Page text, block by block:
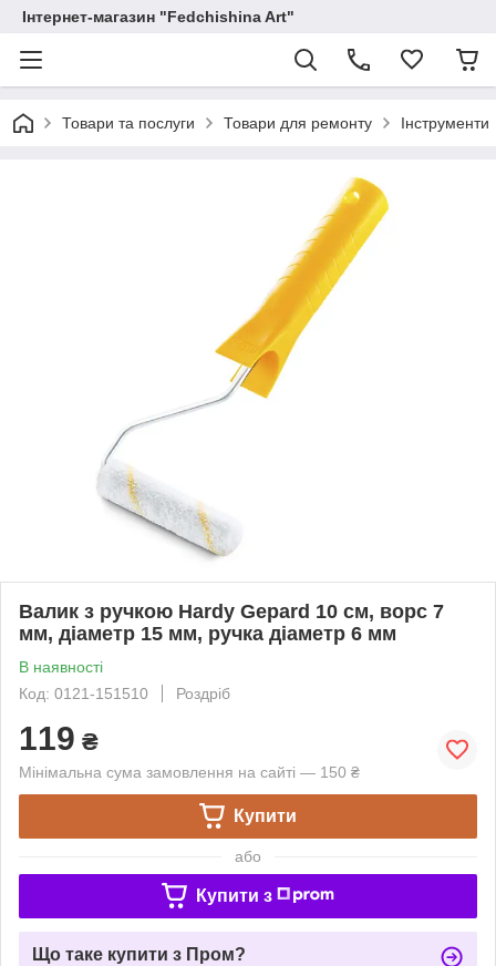
Інтернет-магазин "Fedchishina Art"
Товари та послуги Товари для ремонту Інструменти
Валик з ручкою Hardy Gepard 10 см, ворс 7
мм, діаметр 15 мм, ручка діаметр 6 мм
В наявності
Код: 0121-151510
Роздріб
119 ₴
Мінімальна сума замовлення на сайті — 150 ₴
Купити
або
Купити з
Що таке купити з Пром?